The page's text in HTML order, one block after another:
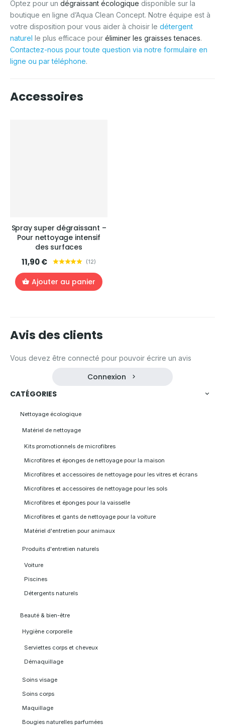
Optez pour un dégraissant écologique disponible sur la
boutique en ligne d’Aqua Clean Concept. Notre équipe est à
votre disposition pour vous aider à choisir le détergent
naturel le plus efficace pour éliminer les graisses tenaces.
Contactez-nous pour toute question via notre formulaire en
ligne ou par téléphone.
Accessoires
Spray super dégraissant –
Pour nettoyage intensif
des surfaces
11,90 € (12)
Ajouter au panier
Avis des clients
Vous devez être connecté pour pouvoir écrire un avis
Connexion
CATÉGORIES
Nettoyage écologique
Matériel de nettoyage
Kits promotionnels de microfibres
Microfibres et éponges de nettoyage pour la maison
Microfibres et accessoires de nettoyage pour les vitres et écrans
Microfibres et accessoires de nettoyage pour les sols
Microfibres et éponges pour la vaisselle
Microfibres et gants de nettoyage pour la voiture
Matériel d'entretien pour animaux
Produits d'entretien naturels
Voiture
Piscines
Détergents naturels
Beauté & bien-être
Hygiène corporelle
Serviettes corps et cheveux
Démaquillage
Soins visage
Soins corps
Maquillage
Bougies naturelles parfumées